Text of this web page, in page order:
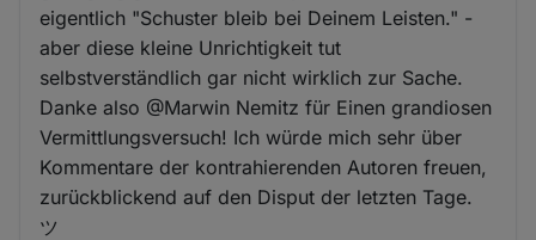
eigentlich "Schuster bleib bei Deinem Leisten." -
aber diese kleine Unrichtigkeit tut
selbstverständlich gar nicht wirklich zur Sache.
Danke also @Marwin Nemitz für Einen grandiosen
Vermittlungsversuch! Ich würde mich sehr über
Kommentare der kontrahierenden Autoren freuen,
zurückblickend auf den Disput der letzten Tage.
ツ